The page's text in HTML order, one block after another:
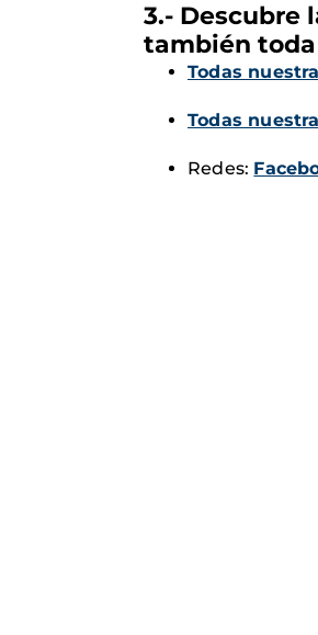
3.- Descubre
también
Todas
Todas
Redes: